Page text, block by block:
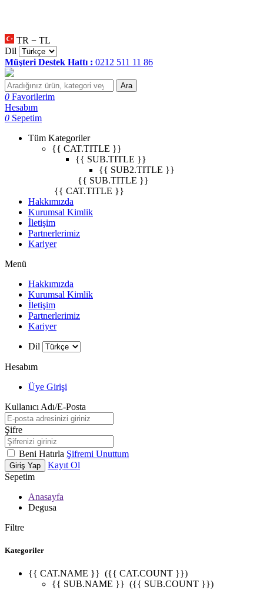
TR − TL
Dil
Müşteri Destek Hattı : 0212 511 11 86
Ara
0 Favorilerim
Hesabım
0 Sepetim
Tüm Kategoriler
{{ CAT.TITLE }}
{{ SUB.TITLE }}
{{ SUB2.TITLE }}
{{ SUB.TITLE }}
{{ CAT.TITLE }}
Hakkımızda
Kurumsal Kimlik
İletişim
Partnerlerimiz
Kariyer
Menü
Hakkımızda
Kurumsal Kimlik
İletişim
Partnerlerimiz
Kariyer
Dil
Hesabım
Üye Girişi
Kullanıcı Adı/E-Posta
Şifre
Beni Hatırla Şifremi Unuttum
Giriş Yap
Kayıt Ol
Sepetim
Anasayfa
Degusa
Filtre
Kategoriler
{{ CAT.NAME }} ({{ CAT.COUNT }})
{{ SUB.NAME }} ({{ SUB.COUNT }})